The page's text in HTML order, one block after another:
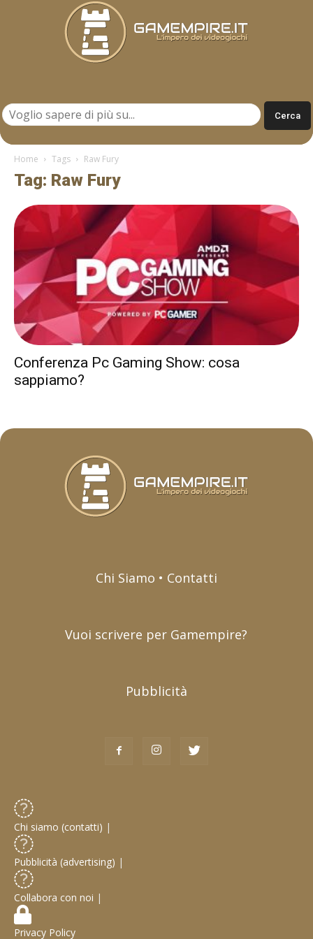
Home Tags Raw Fury
Tag: Raw Fury
Conferenza Pc Gaming Show: cosa
sappiamo?
Chi Siamo • Contatti
Vuoi scrivere per Gamempire?
Pubblicità
Chi siamo (contatti) |
Pubblicità (advertising) |
Collabora con noi |
Privacy Policy